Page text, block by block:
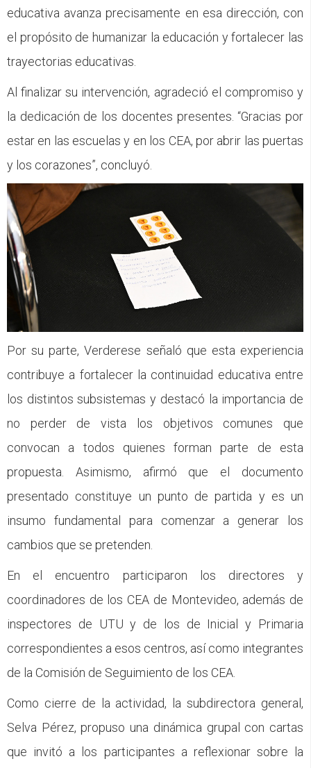
educativa avanza precisamente en esa dirección, con
el propósito de humanizar la educación y fortalecer las
trayectorias educativas.
Al finalizar su intervención, agradeció el compromiso y
la dedicación de los docentes presentes. “Gracias por
estar en las escuelas y en los CEA, por abrir las puertas
y los corazones”, concluyó.
Por su parte, Verderese señaló que esta experiencia
contribuye a fortalecer la continuidad educativa entre
los distintos subsistemas y destacó la importancia de
no perder de vista los objetivos comunes que
convocan a todos quienes forman parte de esta
propuesta. Asimismo, afirmó que el documento
presentado constituye un punto de partida y es un
insumo fundamental para comenzar a generar los
cambios que se pretenden.
En el encuentro participaron los directores y
coordinadores de los CEA de Montevideo, además de
inspectores de UTU y de los de Inicial y Primaria
correspondientes a esos centros, así como integrantes
de la Comisión de Seguimiento de los CEA.
Como cierre de la actividad, la subdirectora general,
Selva Pérez, propuso una dinámica grupal con cartas
que invitó a los participantes a reflexionar sobre la